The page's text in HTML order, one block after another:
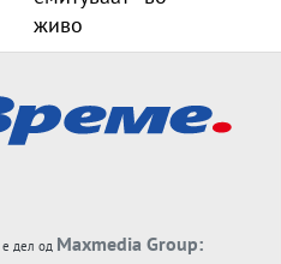
е дел од Maxmedia Group: